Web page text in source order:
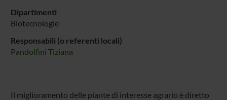
Dipartimenti
Biotecnologie
Responsabili (o referenti locali)
Pandolfini Tiziana
Il miglioramento delle piante di interesse agrario è diretto